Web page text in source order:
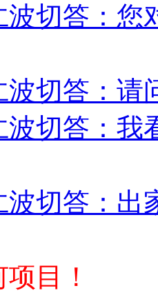
波切答：您
波切答：请
波切答：我
波切答：出
目！